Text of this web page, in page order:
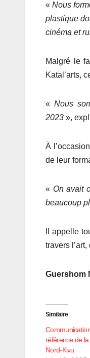
« Nous
plastique
cinéma et
Malgré le
Katal’arts,
«Nous
2023 »,
À
de leur
« On avait
beaucoup
Il appelle
travers
Guershom
Similaire
référence de
Nord-Kivu